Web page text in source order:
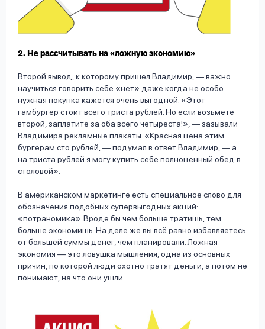
2. Не рассчитывать на «ложную экономию»
Второй вывод, к которому пришел Владимир, — важно
научиться говорить себе «нет» даже когда не особо
нужная покупка кажется очень выгодной. «Этот
гамбургер стоит всего триста рублей. Но если возьмёте
второй, заплатите за оба всего четыреста!», — зазывали
Владимира рекламные плакаты. «Красная цена этим
бургерам сто рублей, — подумал в ответ Владимир, — а
на триста рублей я могу купить себе полноценный обед в
столовой».
В американском маркетинге есть специальное слово для
обозначения подобных супервыгодных акций:
«потраномика». Вроде бы чем больше тратишь, тем
больше экономишь. На деле же вы всё равно избавляетесь
от большей суммы денег, чем планировали. Ложная
экономия — это ловушка мышления, одна из основных
причин, по которой люди охотно тратят деньги, а потом не
понимают, на что они ушли.